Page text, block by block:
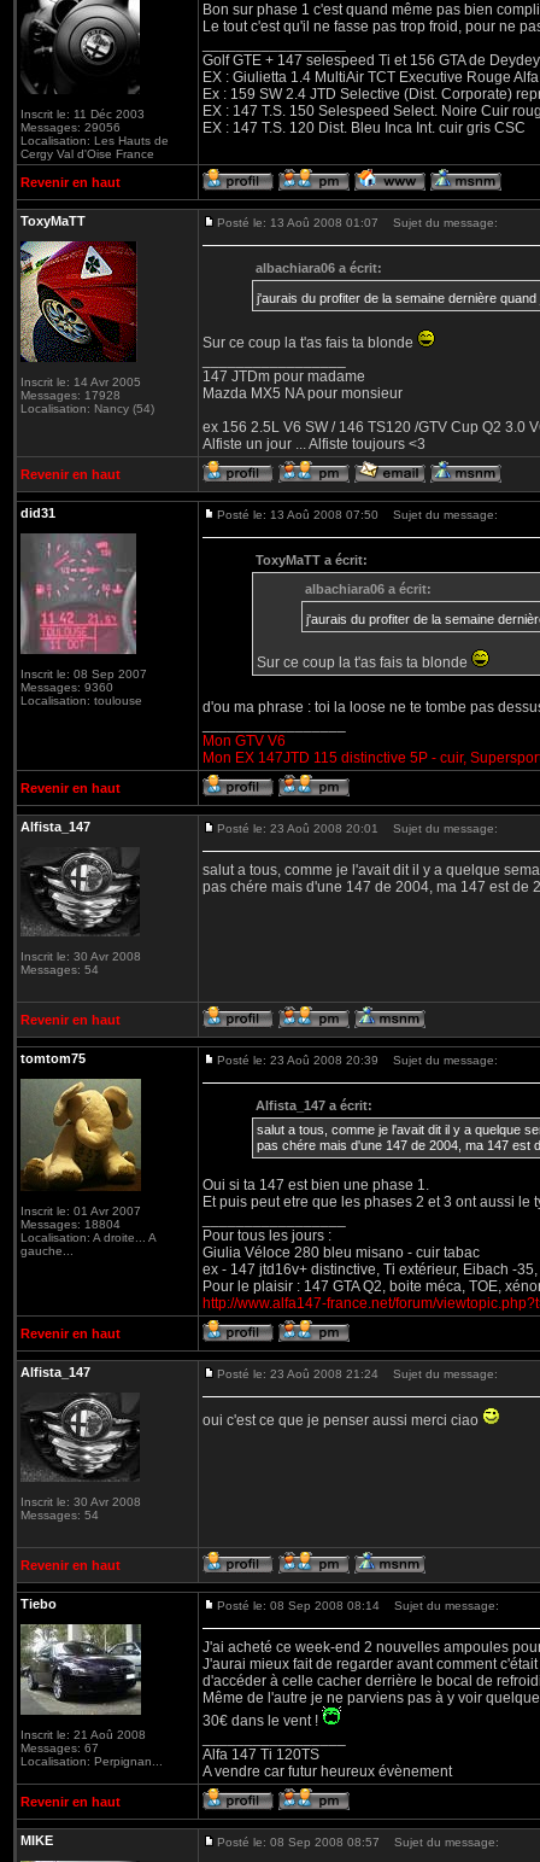
Inscrit le: 11 Déc 2003
Messages: 29056
Localisation: Les Hauts de
Cergy Val d'Oise France
Bon sur phase 1 c'est quand même pas bien
Le tout c'est qu'il ne fasse pas trop froid, pour ne
Golf GTE + 147 selespeed Ti et 156 GTA de
EX : Giulietta 1.4 MultiAir TCT Executive Rouge
Ex : 159 SW 2.4 JTD Selective (Dist. Corporate)
EX : 147 T.S. 150 Selespeed Select. Noire Cuir
EX : 147 T.S. 120 Dist. Bleu Inca Int. cuir gris CSC
Revenir en haut
ToxyMaTT
Inscrit le: 14 Avr 2005
Messages: 17928
Localisation: Nancy (54)
Posté le: 13 Aoû 2008 01:07 Sujet du message:
albachiara06 a écrit:
j'aurais du profiter de la semaine dernière
Sur ce coup la t'as fais ta blonde
147 JTDm pour madame
Mazda MX5 NA pour monsieur
ex 156 2.5L V6 SW / 146 TS120 /GTV Cup Q2 3.0
Alfiste un jour ... Alfiste toujours <3
Revenir en haut
did31
Inscrit le: 08 Sep 2007
Messages: 9360
Localisation: toulouse
Posté le: 13 Aoû 2008 07:50 Sujet du message:
ToxyMaTT a écrit:
albachiara06 a écrit:
j'aurais du profiter de la semaine
Sur ce coup la t'as fais ta blonde
d'ou ma phrase : toi la loose ne te tombe pas
Mon GTV V6
Mon EX 147JTD 115 distinctive 5P - cuir,
Revenir en haut
Alfista_147
Inscrit le: 30 Avr 2008
Messages: 54
Posté le: 23 Aoû 2008 20:01 Sujet du message:
salut a tous, comme je l'avait dit il y a quelque
pas chére mais d'une 147 de 2004, ma 147 est de
Revenir en haut
tomtom75
Inscrit le: 01 Avr 2007
Messages: 18804
Localisation: A droite... A
gauche...
Posté le: 23 Aoû 2008 20:39 Sujet du message:
Alfista_147 a écrit:
salut a tous, comme je l'avait dit il y a quelque
pas chére mais d'une 147 de 2004, ma 147 est
Oui si ta 147 est bien une phase 1.
Et puis peut etre que les phases 2 et 3 ont aussi le
Pour tous les jours :
Giulia Véloce 280 bleu misano - cuir tabac
ex - 147 jtd16v+ distinctive, Ti extérieur, Eibach -
Pour le plaisir : 147 GTA Q2, boite méca, TOE,
http://www.alfa147-france.net/forum/
Revenir en haut
Alfista_147
Inscrit le: 30 Avr 2008
Messages: 54
Posté le: 23 Aoû 2008 21:24 Sujet du message:
oui c'est ce que je penser aussi merci ciao
Revenir en haut
Tiebo
Inscrit le: 21 Aoû 2008
Messages: 67
Localisation: Perpignan...
Posté le: 08 Sep 2008 08:14 Sujet du message:
J'ai acheté ce week-end 2 nouvelles ampoules
J'aurai mieux fait de regarder avant comment
d'accéder à celle cacher derrière le bocal de
Même de l'autre je ne parviens pas à y voir
30€ dans le vent !
Alfa 147 Ti 120TS
A vendre car futur heureux évènement
Revenir en haut
MIKE Posté le: 08 Sep 2008 08:57 Sujet du message: